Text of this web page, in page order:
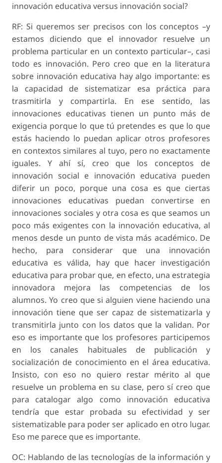
innovación educativa versus innovación social?
RF: Si queremos ser precisos con los conceptos –y
estamos diciendo que el innovador resuelve un
problema particular en un contexto particular–, casi
todo es innovación. Pero creo que en la literatura
sobre innovación educativa hay algo importante: es
la capacidad de sistematizar esa práctica para
trasmitirla y compartirla. En ese sentido, las
innovaciones educativas tienen un punto más de
exigencia porque lo que tú pretendes es que lo que
estás haciendo lo puedan aplicar otros profesores
en contextos similares al tuyo, pero no exactamente
iguales. Y ahí sí, creo que los conceptos de
innovación social e innovación educativa pueden
diferir un poco, porque una cosa es que ciertas
innovaciones educativas puedan convertirse en
innovaciones sociales y otra cosa es que seamos un
poco más exigentes con la innovación educativa, al
menos desde un punto de vista más académico. De
hecho, para considerar que una innovación
educativa es válida, hay que hacer investigación
educativa para probar que, en efecto, una estrategia
innovadora mejora las competencias de los
alumnos. Yo creo que si alguien viene haciendo una
innovación tiene que ser capaz de sistematizarla y
transmitirla junto con los datos que la validan. Por
eso es importante que los profesores participemos
en los canales habituales de publicación y
socialización de conocimiento en el área educativa.
Insisto, con eso no quiero restar mérito al que
resuelve un problema en su clase, pero sí creo que
para catalogar algo como innovación educativa
tendría que estar probada su efectividad y ser
sistematizable para poder ser aplicado en otro lugar.
Eso me parece que es importante.
OC: Hablando de las tecnologías de la información y